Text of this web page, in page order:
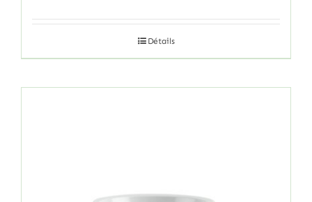
Détails